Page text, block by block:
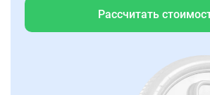
Рассчитать